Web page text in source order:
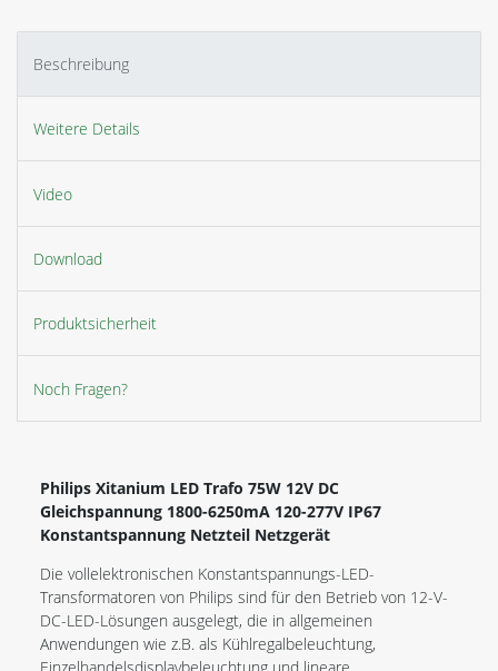
Beschreibung
Weitere Details
Video
Download
Produktsicherheit
Noch Fragen?
Philips Xitanium LED Trafo 75W 12V DC
Gleichspannung 1800-6250mA 120-277V IP67
Konstantspannung Netzteil Netzgerät
Die vollelektronischen Konstantspannungs-LED-
Transformatoren von Philips sind für den Betrieb von 12-V-
DC-LED-Lösungen ausgelegt, die in allgemeinen
Anwendungen wie z.B. als Kühlregalbeleuchtung,